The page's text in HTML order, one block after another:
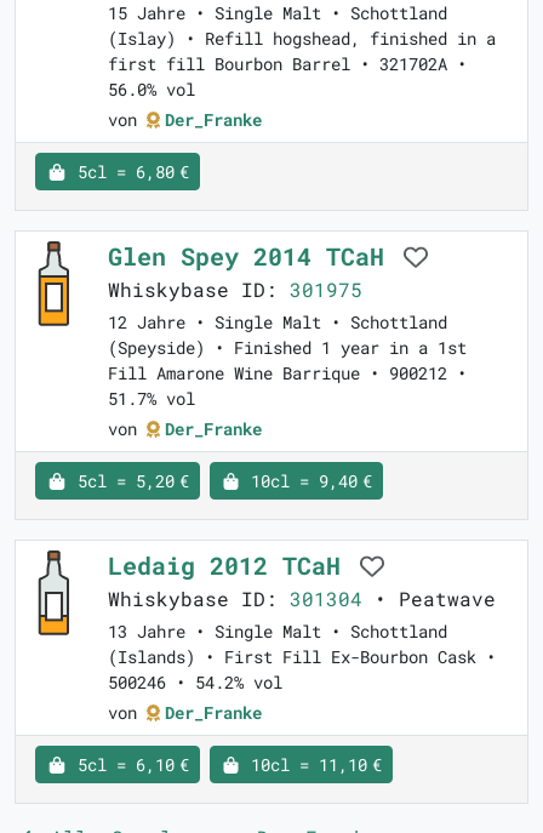
15 Jahre • Single Malt • Schottland
(Islay) • Refill hogshead, finished in a
first fill Bourbon Barrel • 321702A •
56.0% vol
von
Der_Franke
5cl = 6,80 €
Glen Spey 2014 TCaH
Whiskybase ID: 301975
12 Jahre • Single Malt • Schottland
(Speyside) • Finished 1 year in a 1st
Fill Amarone Wine Barrique • 900212 •
51.7% vol
von
Der_Franke
5cl = 5,20 € 10cl = 9,40 €
Ledaig 2012 TCaH
Whiskybase ID: 301304 • Peatwave
13 Jahre • Single Malt • Schottland
(Islands) • First Fill Ex-Bourbon Cask •
500246 • 54.2% vol
von
Der_Franke
5cl = 6,10 € 10cl = 11,10 €